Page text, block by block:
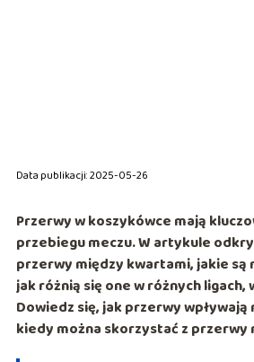
Data publikacji: 2025-05-26
Przerwy w koszykówce mają
przebiegu meczu. W artykule
przerwy między kwartami, jakie
jak różnią się one w różnych ligach,
Dowiedz się, jak przerwy
kiedy można skorzystać z przerwy